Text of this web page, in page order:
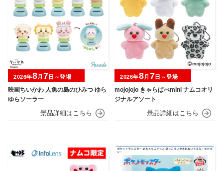
映画ちいかわ 人魚の島のひみつ ゆら
ゆらソーラー
2026年8月 7日～登場
mojojojo きゃらぱぺmini ナムコオリ
ジナルアソート
2026年8月 7日～登場